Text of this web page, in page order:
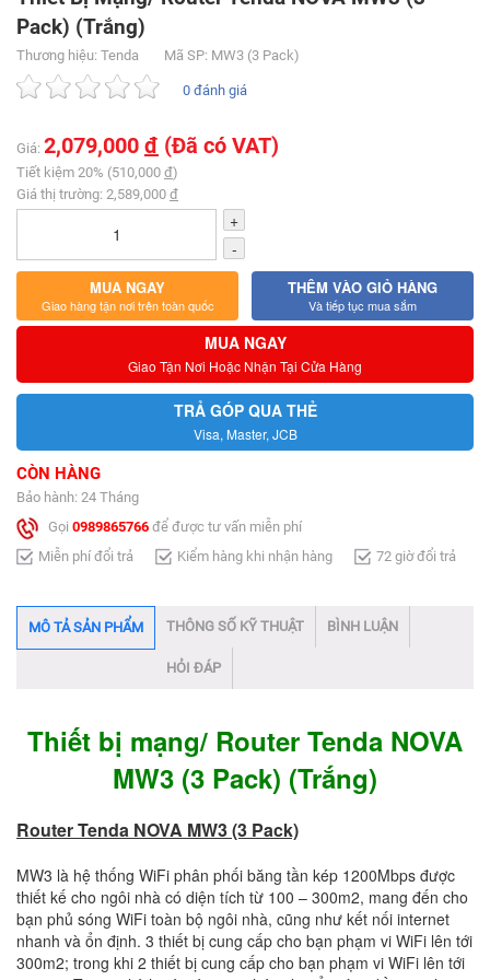
Pack) (Trắng)
Thương hiệu: Tenda Mã SP: MW3 (3 Pack)
0 đánh giá
Giá: 2,079,000 đ (Đã có VAT)
Tiết kiệm 20% (510,000 đ)
Giá thị trường: 2,589,000 đ
+
-
MUA NGAY
Giao hàng tận nơi trên toàn quốc
THÊM VÀO GIỎ HÀNG
Và tiếp tục mua sắm
MUA NGAY
Giao Tận Nơi Hoặc Nhận Tại Cửa Hàng
TRẢ GÓP QUA THẺ
Visa, Master, JCB
CÒN HÀNG
Bảo hành: 24 Tháng
Gọi 0989865766 để được tư vấn miễn phí
Miễn phí đổi trả
Kiểm hàng khi nhận hàng 72 giờ đổi trả
MÔ TẢ SẢN PHẨM THÔNG SỐ KỸ THUẬT BÌNH LUẬN
HỎI ĐÁP
Thiết bị mạng/ Router Tenda NOVA
MW3 (3 Pack) (Trắng)
Router Tenda NOVA MW3 (3 Pack)
MW3 là hệ thống WiFi phân phối băng tần kép 1200Mbps được
thiết kế cho ngôi nhà có diện tích từ 100 – 300m2, mang đến cho
bạn phủ sóng WiFi toàn bộ ngôi nhà, cũng như kết nối internet
nhanh và ổn định. 3 thiết bị cung cấp cho bạn phạm vi WiFi lên tới
300m2; trong khi 2 thiết bị cung cấp cho bạn phạm vi WiFi lên tới